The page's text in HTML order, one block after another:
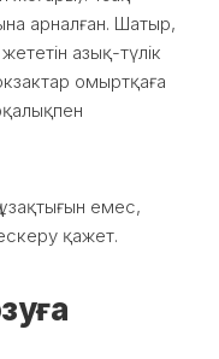
арналған. Шатыр,
азық-түлік
омыртқаға
емес,
ескеру қажет.